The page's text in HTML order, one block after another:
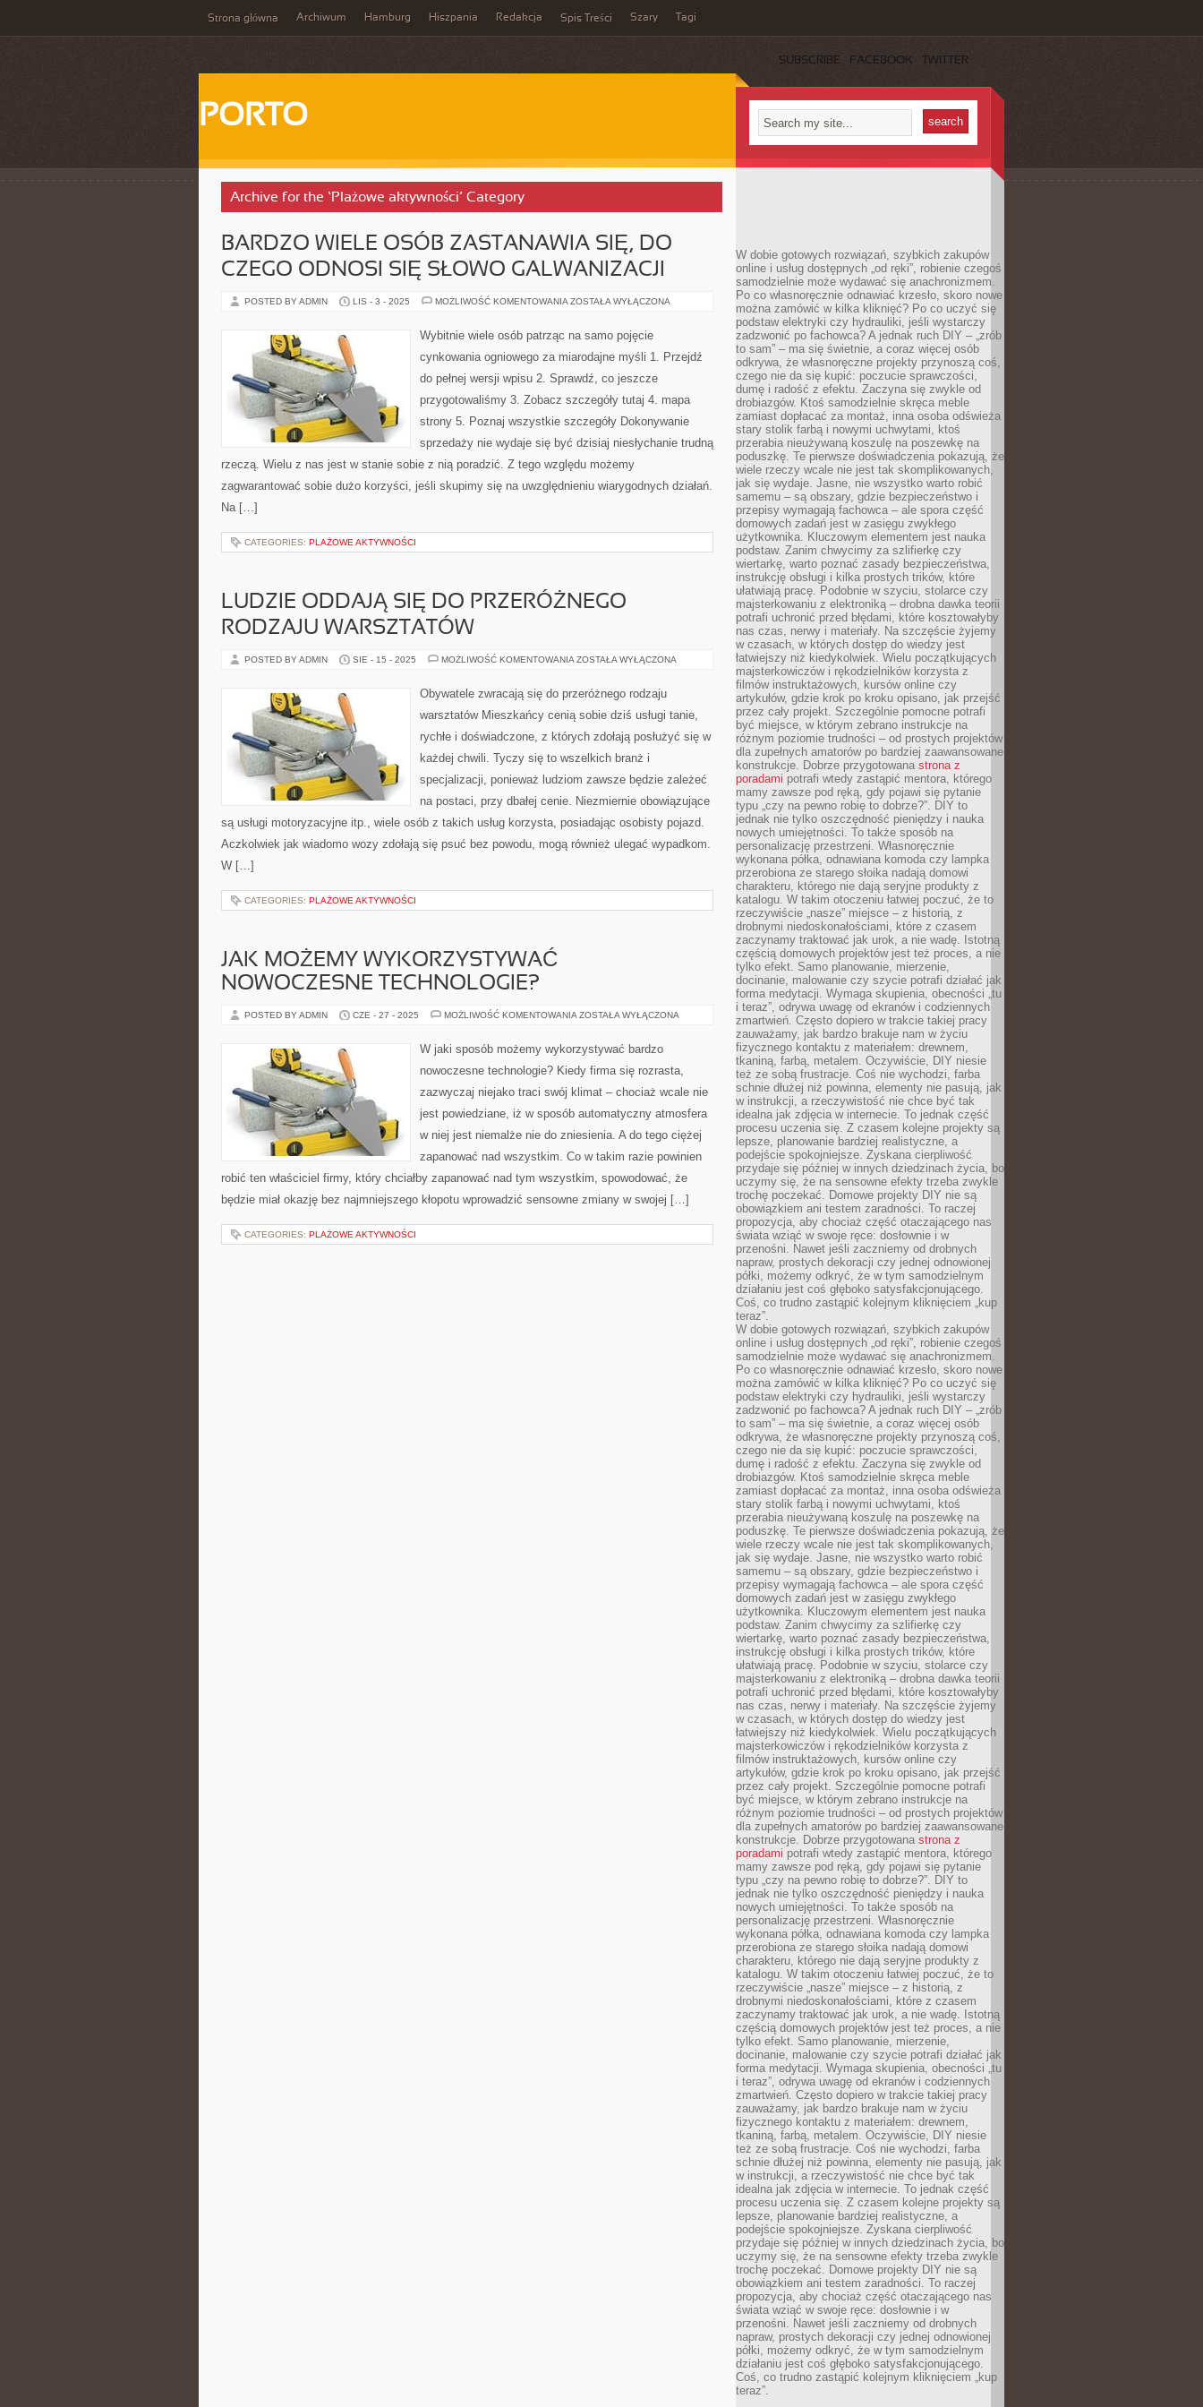
Strona główna Archiwum Hamburg Hiszpania Redakcja Spis Treści Szary Tagi
SUBSCRIBE FACEBOOK TWITTER
PORTO
Archive for the ‘Plażowe aktywności’ Category
BARDZO WIELE OSÓB ZASTANAWIA SIĘ, DO
CZEGO ODNOSI SIĘ SŁOWO GALWANIZACJI
POSTED BY ADMIN LIS - 3 - 2025 MOŻLIWOŚĆ KOMENTOWANIA BARDZO
SIĘ,
CZEGO
SIĘ
GALWANIZACJI
ZOSTAŁA WYŁĄCZONA
Wybitnie wiele osób patrząc na samo pojęcie
cynkowania ogniowego za miarodajne myśli 1. Przejdź
do pełnej wersji wpisu 2. Sprawdź, co jeszcze
przygotowaliśmy 3. Zobacz szczegóły tutaj 4. mapa
strony 5. Poznaj wszystkie szczegóły Dokonywanie
sprzedaży nie wydaje się być dzisiaj niesłychanie trudną
rzeczą. Wielu z nas jest w stanie sobie z nią poradzić. Z tego względu możemy
zagwarantować sobie dużo korzyści, jeśli skupimy się na uwzględnieniu wiarygodnych działań.
Na […]
CATEGORIES: PLAŻOWE AKTYWNOŚCI
LUDZIE ODDAJĄ SIĘ DO PRZERÓŻNEGO
RODZAJU WARSZTATÓW
POSTED BY ADMIN SIE - 15 - 2025 MOŻLIWOŚĆ KOMENTOWANIA LUDZIE
PRZERÓŻNEGO
WARSZTATÓW
ZOSTAŁA WYŁĄCZONA
Obywatele zwracają się do przeróżnego rodzaju
warsztatów Mieszkańcy cenią sobie dziś usługi tanie,
rychłe i doświadczone, z których zdołają posłużyć się w
każdej chwili. Tyczy się to wszelkich branż i
specjalizacji, ponieważ ludziom zawsze będzie zależeć
na postaci, przy dbałej cenie. Niezmiernie obowiązujące
są usługi motoryzacyjne itp., wiele osób z takich usług korzysta, posiadając osobisty pojazd.
Aczkolwiek jak wiadomo wozy zdołają się psuć bez powodu, mogą również ulegać wypadkom.
W […]
CATEGORIES: PLAŻOWE AKTYWNOŚCI
JAK MOŻEMY WYKORZYSTYWAĆ
NOWOCZESNE TECHNOLOGIE?
POSTED BY ADMIN CZE - 27 - 2025 MOŻLIWOŚĆ KOMENTOWANIA JAK
NOWOCZESNE
TECHNOLOGIE?
ZOSTAŁA WYŁĄCZONA
W jaki sposób możemy wykorzystywać bardzo
nowoczesne technologie? Kiedy firma się rozrasta,
zazwyczaj niejako traci swój klimat – chociaż wcale nie
jest powiedziane, iż w sposób automatyczny atmosfera
w niej jest niemalże nie do zniesienia. A do tego ciężej
zapanować nad wszystkim. Co w takim razie powinien
robić ten właściciel firmy, który chciałby zapanować nad tym wszystkim, spowodować, że
będzie miał okazję bez najmniejszego kłopotu wprowadzić sensowne zmiany w swojej […]
CATEGORIES: PLAŻOWE AKTYWNOŚCI
W dobie gotowych rozwiązań, szybkich zakupów
online i usług dostępnych „od ręki”, robienie czegoś
samodzielnie może wydawać się anachronizmem.
Po co własnoręcznie odnawiać krzesło, skoro nowe
można zamówić w kilka kliknięć? Po co uczyć się
podstaw elektryki czy hydrauliki, jeśli wystarczy
zadzwonić po fachowca? A jednak ruch DIY – „zrób
to sam” – ma się świetnie, a coraz więcej osób
odkrywa, że własnoręczne projekty przynoszą coś,
czego nie da się kupić: poczucie sprawczości,
dumę i radość z efektu. Zaczyna się zwykle od
drobiazgów. Ktoś samodzielnie skręca meble
zamiast dopłacać za montaż, inna osoba odświeża
stary stolik farbą i nowymi uchwytami, ktoś
przerabia nieużywaną koszulę na poszewkę na
poduszkę. Te pierwsze doświadczenia pokazują, że
wiele rzeczy wcale nie jest tak skomplikowanych,
jak się wydaje. Jasne, nie wszystko warto robić
samemu – są obszary, gdzie bezpieczeństwo i
przepisy wymagają fachowca – ale spora część
domowych zadań jest w zasięgu zwykłego
użytkownika. Kluczowym elementem jest nauka
podstaw. Zanim chwycimy za szlifierkę czy
wiertarkę, warto poznać zasady bezpieczeństwa,
instrukcję obsługi i kilka prostych trików, które
ułatwiają pracę. Podobnie w szyciu, stolarce czy
majsterkowaniu z elektroniką – drobna dawka teorii
potrafi uchronić przed błędami, które kosztowałyby
nas czas, nerwy i materiały. Na szczęście żyjemy
w czasach, w których dostęp do wiedzy jest
łatwiejszy niż kiedykolwiek. Wielu początkujących
majsterkowiczów i rękodzielników korzysta z
filmów instruktażowych, kursów online czy
artykułów, gdzie krok po kroku opisano, jak przejść
przez cały projekt. Szczególnie pomocne potrafi
być miejsce, w którym zebrano instrukcje na
różnym poziomie trudności – od prostych projektów
dla zupełnych amatorów po bardziej zaawansowane
konstrukcje. Dobrze przygotowana strona z
poradami potrafi wtedy zastąpić mentora, którego
mamy zawsze pod ręką, gdy pojawi się pytanie
typu „czy na pewno robię to dobrze?”. DIY to
jednak nie tylko oszczędność pieniędzy i nauka
nowych umiejętności. To także sposób na
personalizację przestrzeni. Własnoręcznie
wykonana półka, odnawiana komoda czy lampka
przerobiona ze starego słoika nadają domowi
charakteru, którego nie dają seryjne produkty z
katalogu. W takim otoczeniu łatwiej poczuć, że to
rzeczywiście „nasze” miejsce – z historią, z
drobnymi niedoskonałościami, które z czasem
zaczynamy traktować jak urok, a nie wadę. Istotną
częścią domowych projektów jest też proces, a nie
tylko efekt. Samo planowanie, mierzenie,
docinanie, malowanie czy szycie potrafi działać jak
forma medytacji. Wymaga skupienia, obecności „tu
i teraz”, odrywa uwagę od ekranów i codziennych
zmartwień. Często dopiero w trakcie takiej pracy
zauważamy, jak bardzo brakuje nam w życiu
fizycznego kontaktu z materiałem: drewnem,
tkaniną, farbą, metalem. Oczywiście, DIY niesie
też ze sobą frustracje. Coś nie wychodzi, farba
schnie dłużej niż powinna, elementy nie pasują, jak
w instrukcji, a rzeczywistość nie chce być tak
idealna jak zdjęcia w internecie. To jednak część
procesu uczenia się. Z czasem kolejne projekty są
lepsze, planowanie bardziej realistyczne, a
podejście spokojniejsze. Zyskana cierpliwość
przydaje się później w innych dziedzinach życia, bo
uczymy się, że na sensowne efekty trzeba zwykle
trochę poczekać. Domowe projekty DIY nie są
obowiązkiem ani testem zaradności. To raczej
propozycja, aby chociaż część otaczającego nas
świata wziąć w swoje ręce: dosłownie i w
przenośni. Nawet jeśli zaczniemy od drobnych
napraw, prostych dekoracji czy jednej odnowionej
półki, możemy odkryć, że w tym samodzielnym
działaniu jest coś głęboko satysfakcjonującego.
Coś, co trudno zastąpić kolejnym kliknięciem „kup
teraz”.
W dobie gotowych rozwiązań, szybkich zakupów
online i usług dostępnych „od ręki”, robienie czegoś
samodzielnie może wydawać się anachronizmem.
Po co własnoręcznie odnawiać krzesło, skoro nowe
można zamówić w kilka kliknięć? Po co uczyć się
podstaw elektryki czy hydrauliki, jeśli wystarczy
zadzwonić po fachowca? A jednak ruch DIY – „zrób
to sam” – ma się świetnie, a coraz więcej osób
odkrywa, że własnoręczne projekty przynoszą coś,
czego nie da się kupić: poczucie sprawczości,
dumę i radość z efektu. Zaczyna się zwykle od
drobiazgów. Ktoś samodzielnie skręca meble
zamiast dopłacać za montaż, inna osoba odświeża
stary stolik farbą i nowymi uchwytami, ktoś
przerabia nieużywaną koszulę na poszewkę na
poduszkę. Te pierwsze doświadczenia pokazują, że
wiele rzeczy wcale nie jest tak skomplikowanych,
jak się wydaje. Jasne, nie wszystko warto robić
samemu – są obszary, gdzie bezpieczeństwo i
przepisy wymagają fachowca – ale spora część
domowych zadań jest w zasięgu zwykłego
użytkownika. Kluczowym elementem jest nauka
podstaw. Zanim chwycimy za szlifierkę czy
wiertarkę, warto poznać zasady bezpieczeństwa,
instrukcję obsługi i kilka prostych trików, które
ułatwiają pracę. Podobnie w szyciu, stolarce czy
majsterkowaniu z elektroniką – drobna dawka teorii
potrafi uchronić przed błędami, które kosztowałyby
nas czas, nerwy i materiały. Na szczęście żyjemy
w czasach, w których dostęp do wiedzy jest
łatwiejszy niż kiedykolwiek. Wielu początkujących
majsterkowiczów i rękodzielników korzysta z
filmów instruktażowych, kursów online czy
artykułów, gdzie krok po kroku opisano, jak przejść
przez cały projekt. Szczególnie pomocne potrafi
być miejsce, w którym zebrano instrukcje na
różnym poziomie trudności – od prostych projektów
dla zupełnych amatorów po bardziej zaawansowane
konstrukcje. Dobrze przygotowana strona z
poradami potrafi wtedy zastąpić mentora, którego
mamy zawsze pod ręką, gdy pojawi się pytanie
typu „czy na pewno robię to dobrze?”. DIY to
jednak nie tylko oszczędność pieniędzy i nauka
nowych umiejętności. To także sposób na
personalizację przestrzeni. Własnoręcznie
wykonana półka, odnawiana komoda czy lampka
przerobiona ze starego słoika nadają domowi
charakteru, którego nie dają seryjne produkty z
katalogu. W takim otoczeniu łatwiej poczuć, że to
rzeczywiście „nasze” miejsce – z historią, z
drobnymi niedoskonałościami, które z czasem
zaczynamy traktować jak urok, a nie wadę. Istotną
częścią domowych projektów jest też proces, a nie
tylko efekt. Samo planowanie, mierzenie,
docinanie, malowanie czy szycie potrafi działać jak
forma medytacji. Wymaga skupienia, obecności „tu
i teraz”, odrywa uwagę od ekranów i codziennych
zmartwień. Często dopiero w trakcie takiej pracy
zauważamy, jak bardzo brakuje nam w życiu
fizycznego kontaktu z materiałem: drewnem,
tkaniną, farbą, metalem. Oczywiście, DIY niesie
też ze sobą frustracje. Coś nie wychodzi, farba
schnie dłużej niż powinna, elementy nie pasują, jak
w instrukcji, a rzeczywistość nie chce być tak
idealna jak zdjęcia w internecie. To jednak część
procesu uczenia się. Z czasem kolejne projekty są
lepsze, planowanie bardziej realistyczne, a
podejście spokojniejsze. Zyskana cierpliwość
przydaje się później w innych dziedzinach życia, bo
uczymy się, że na sensowne efekty trzeba zwykle
trochę poczekać. Domowe projekty DIY nie są
obowiązkiem ani testem zaradności. To raczej
propozycja, aby chociaż część otaczającego nas
świata wziąć w swoje ręce: dosłownie i w
przenośni. Nawet jeśli zaczniemy od drobnych
napraw, prostych dekoracji czy jednej odnowionej
półki, możemy odkryć, że w tym samodzielnym
działaniu jest coś głęboko satysfakcjonującego.
Coś, co trudno zastąpić kolejnym kliknięciem „kup
teraz”.